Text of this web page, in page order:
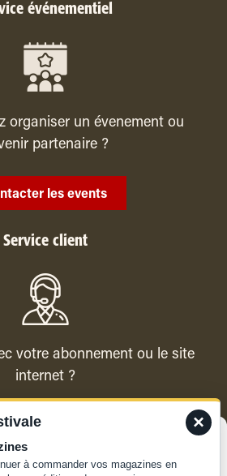
nous utilisons des technologies
événementiel
organiser un évenement ou
partenaire ?
les events
Service client
votre abonnement ou le site
internet ?
le service client ×
à commander vos magazines en